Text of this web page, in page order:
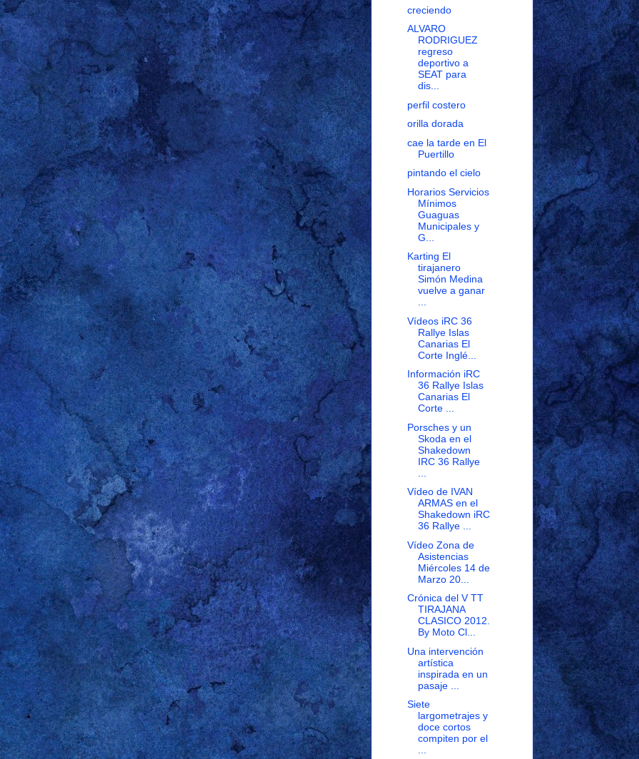
creciendo
ALVARO
RODRIGUEZ
regreso
deportivo a
SEAT para
dis...
perfil costero
orilla dorada
cae la tarde en El
Puertillo
pintando el cielo
Horarios Servicios
Mínimos
Guaguas
Municipales y
G...
Karting El
tirajanero
Simón Medina
vuelve a ganar
...
Vídeos iRC 36
Rallye Islas
Canarias El
Corte Inglé...
Información iRC
36 Rallye Islas
Canarias El
Corte ...
Porsches y un
Skoda en el
Shakedown
IRC 36 Rallye
Vídeo de IVAN
ARMAS en el
Shakedown iRC
36 Rallye ...
Vídeo Zona de
Asistencias
Miércoles 14 de
Marzo 20...
Crónica del V TT
TIRAJANA
CLASICO 2012.
By Moto Cl...
Una intervención
artística
inspirada en un
pasaje ...
Siete
largometrajes y
doce cortos
compiten por el
...